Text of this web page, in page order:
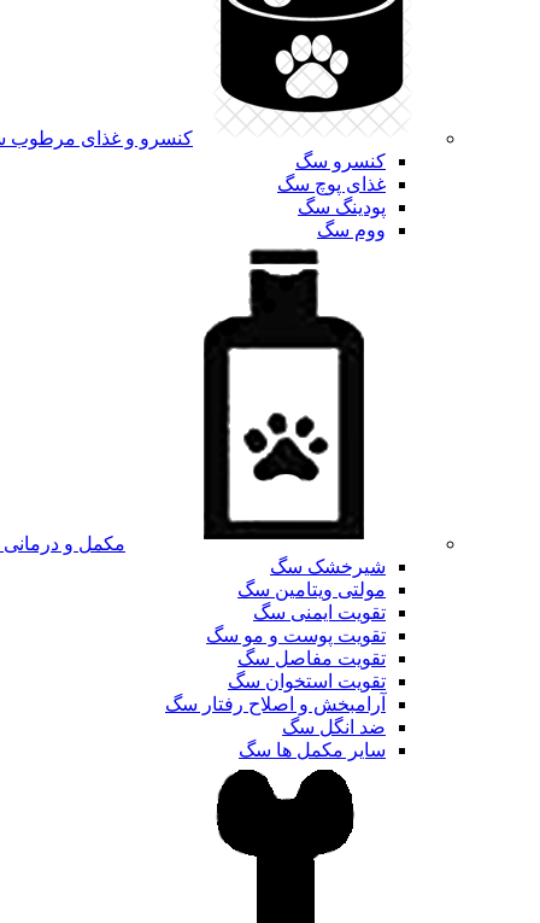
کنسرو و غذای
کنسرو سگ
غذای پوچ سگ
پودینگ سگ
ووم سگ
مکمل و
شیرخشک سگ
مولتی ویتامین سگ
تقویت ایمنی سگ
تقویت پوست و مو سگ
تقویت مفاصل سگ
تقویت استخوان سگ
آرامبخش و اصلاح رفتار سگ
ضد انگل سگ
سایر مکمل ها سگ